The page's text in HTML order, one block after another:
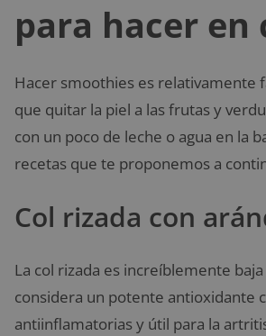
para hacer en
Hacer smoothies es relativamente
que quitar la piel a las frutas y
con un poco de leche o agua en la
recetas que te proponemos a
Col rizada con
La col rizada es increíblemente
considera un potente antioxidante
antiinflamatorias y útil para la